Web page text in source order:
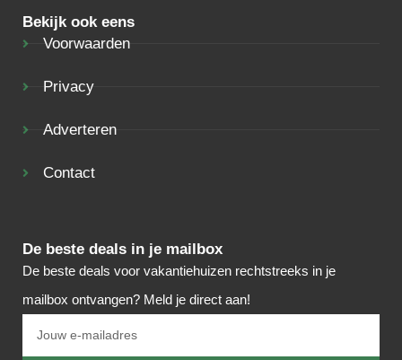
Bekijk ook eens
Voorwaarden
Privacy
Adverteren
Contact
De beste deals in je mailbox
De beste deals voor vakantiehuizen rechtstreeks in je
mailbox ontvangen? Meld je direct aan!